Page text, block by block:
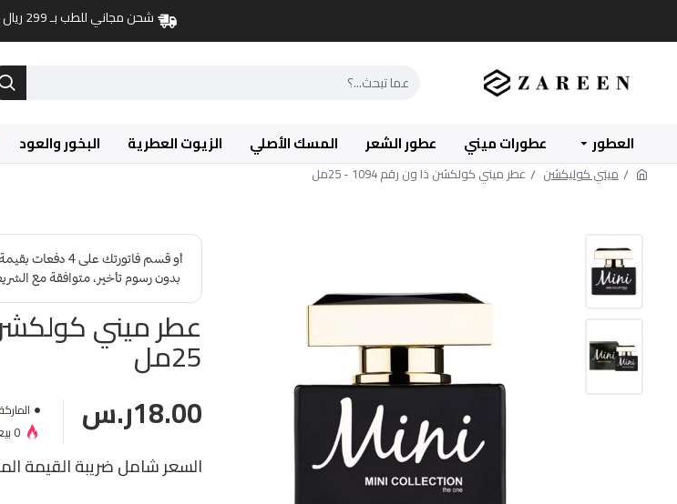
شحن مجاني للطب بـ 299 ريال فأكثر
العطور عطورات ميني عطور الشعر المسك الأصلي الزيوت العطرية البخور والعود
ميني كوليكشن عطر ميني كولكشن ذا ون رقم 1094 - 25مل
25مل
السعر شامل ضريبة القيمة
18.00ر.س 0 بيعت آخر 11 ساعة